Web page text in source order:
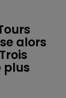
alors
plus